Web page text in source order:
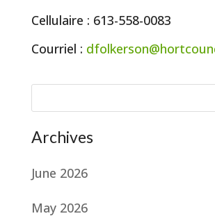
Cellulaire : 613-558-0083
Courriel :
Archives
June 2026
May 2026